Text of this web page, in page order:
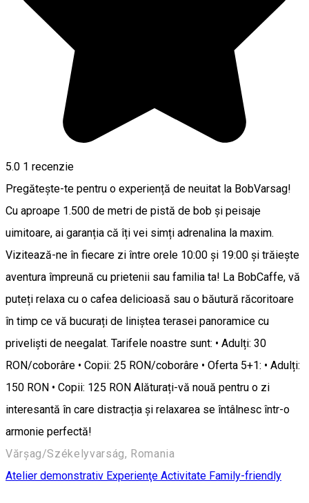
5.0 1 recenzie
Pregătește-te pentru o experiență de neuitat la BobVarsag!
Cu aproape 1.500 de metri de pistă de bob și peisaje
uimitoare, ai garanția că îți vei simți adrenalina la maxim.
Vizitează-ne în fiecare zi între orele 10:00 și 19:00 și trăiește
aventura împreună cu prietenii sau familia ta! La BobCaffe, vă
puteți relaxa cu o cafea delicioasă sau o băutură răcoritoare
în timp ce vă bucurați de liniștea terasei panoramice cu
priveliști de neegalat. Tarifele noastre sunt: • Adulți: 30
RON/coborâre • Copii: 25 RON/coborâre • Oferta 5+1: • Adulți:
150 RON • Copii: 125 RON Alăturați-vă nouă pentru o zi
interesantă în care distracția și relaxarea se întâlnesc într-o
armonie perfectă!
Vărșag/Székelyvarság, Romania
Atelier demonstrativ Experienţe Activitate Family-friendly